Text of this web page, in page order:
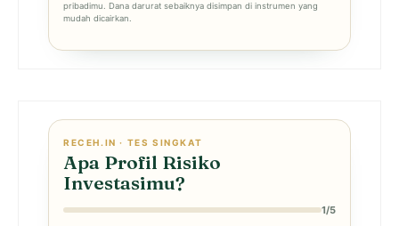
pribadimu. Dana darurat sebaiknya disimpan di instrumen yang
mudah dicairkan.
RECEH.IN · TES SINGKAT
Apa Profil Risiko
Investasimu?
1/5